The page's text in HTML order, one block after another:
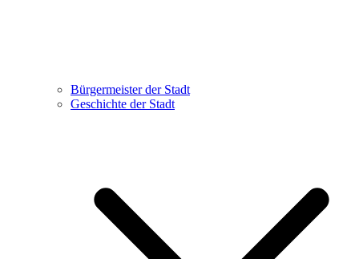
Bürgermeister der Stadt
Geschichte der Stadt